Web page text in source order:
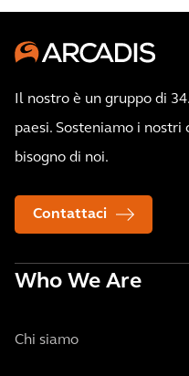
Il nostro è un gruppo di
paesi. Sosteniamo i
bisogno di noi.
Contattaci
Who We Are
Chi siamo